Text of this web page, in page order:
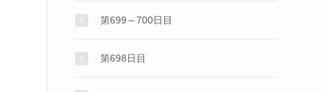
第699～700日目
第698日目